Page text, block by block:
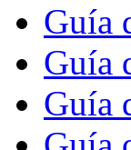
Guía
Guía
Guía